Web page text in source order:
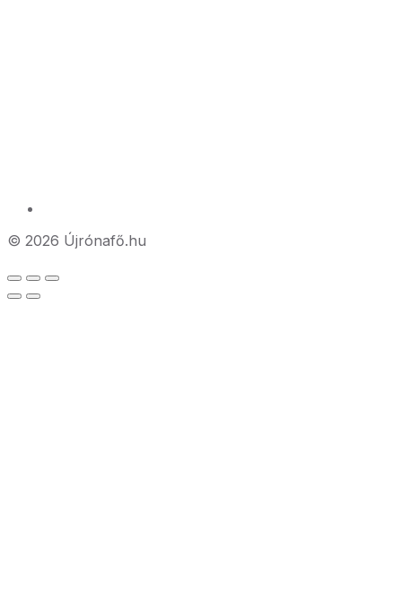
© 2026 Újrónafő.hu